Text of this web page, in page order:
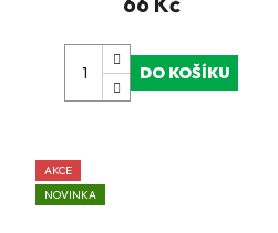
DO KOŠÍKU
AKCE
NOVINKA